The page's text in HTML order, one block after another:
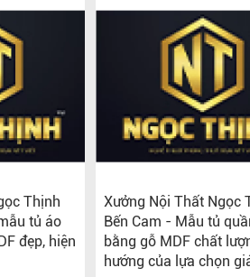
Thịnh
tủ áo
đẹp, hiện
Xưởng Nội Thất Ngọc
Bến Cam - Mẫu tủ
bằng gỗ MDF chất
hướng của lựa chọn